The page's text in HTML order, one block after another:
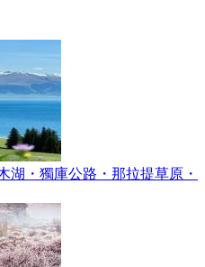
湖・獨庫公路・那拉提草原・